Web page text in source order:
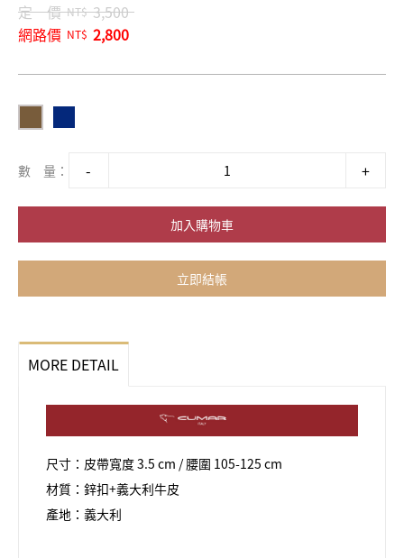
定 價 NT$ 3,500
網路價 NT$ 2,800
數 量：
加入購物車
立即結帳
MORE DETAIL
尺寸：皮帶寬度 3.5 cm / 腰圍 105-125 cm
材質：鋅扣+義大利牛皮
產地：義大利